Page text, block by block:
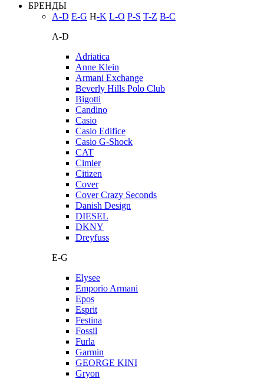
БРЕНДЫ
A-D E-G H-K L-O P-S T-Z В-С
A-D
Adriatica
Anne Klein
Armani Exchange
Beverly Hills Polo Club
Bigotti
Candino
Casio
Casio Edifice
Casio G-Shock
CAT
Cimier
Citizen
Cover
Cover Crazy Seconds
Danish Design
DIESEL
DKNY
Dreyfuss
E-G
Elysee
Emporio Armani
Epos
Esprit
Festina
Fossil
Furla
Garmin
GEORGE KINI
Gryon